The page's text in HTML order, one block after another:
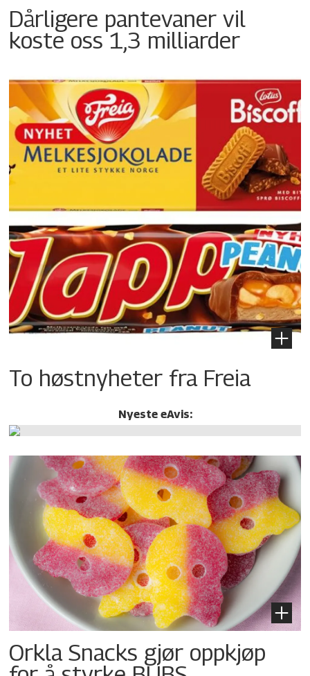
Dårligere pantevaner vil
koste oss 1,3 milliarder
To høstnyheter fra Freia
Nyeste eAvis:
Orkla Snacks gjør oppkjøp